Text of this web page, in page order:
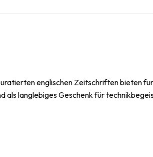
englischen Zeitschriften bieten
als langlebiges Geschenk für